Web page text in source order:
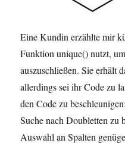
Eine Kundin erzählte mir
Funktion unique() nutzt,
auszuschließen. Sie erhält
allerdings sei ihr Code zu
den Code zu
Suche nach Doubletten zu
Auswahl an Spalten